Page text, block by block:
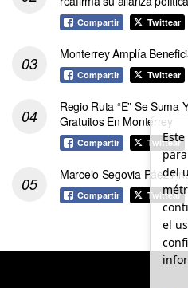
Compartir Twittear
Monterrey Amplía
Compartir Twittear
Regio Ruta “E” Se Suma
Gratuitos En Monterrey
Compartir Twittear
Marcelo Segovia Páez
Compartir Twittear
del
el